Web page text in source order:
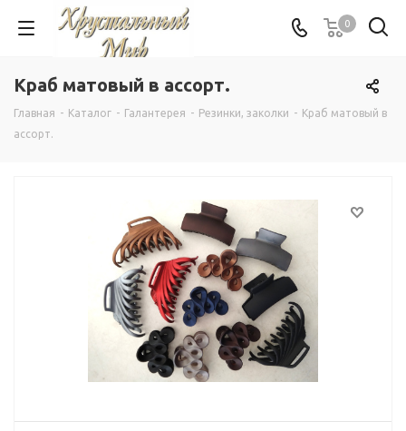
0
Краб матовый в ассорт.
Главная - Каталог - Галантерея - Резинки, заколки - Краб матовый в
ассорт.